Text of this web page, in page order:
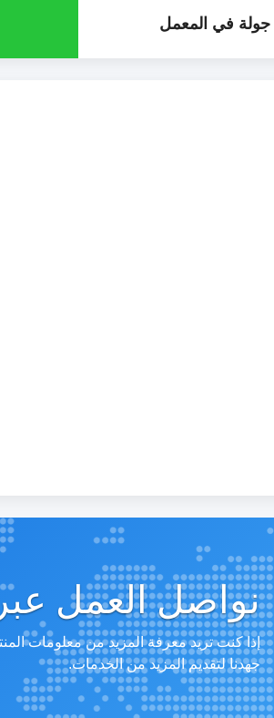
جولة في المعمل
نواصل العمل
إذا كنت تريد معرفة المزيد من معلومات
جهدنا لتقديم المزيد من الخدمات.